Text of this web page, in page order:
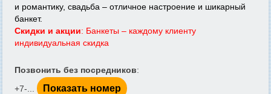
и романтику, свадьба – отличное настроение и шикарный
банкет.
Скидки и акции: Банкеты – каждому клиенту
индивидуальная скидка
Позвонить без посредников:
+7-...
Показать номер